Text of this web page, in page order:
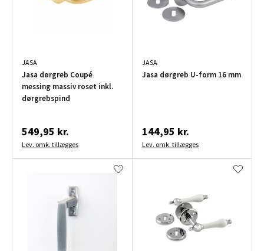
JASA
Jasa dørgreb Coupé
messing massiv roset inkl.
dørgrebspind
549,95 kr.
Lev. omk. tillægges
JASA
Jasa dørgreb U-form 16 mm
144,95 kr.
Lev. omk. tillægges